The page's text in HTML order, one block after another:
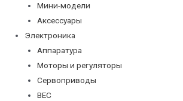
Мини-модели
Аксессуары
Электроника
Аппаратура
Моторы и регуляторы
Сервоприводы
BEC